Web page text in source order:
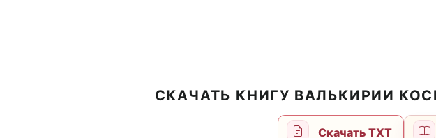
СКАЧАТЬ КНИГУ ВАЛЬКИРИИ
Скачать TXT